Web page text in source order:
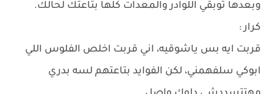
وبعدها توبقي اللوادر والمعدات كلها بتاعتك لحالك.
كرار :
قربت ايه بس ياشوقيه، اني قربت اخلص الفلوس اللي
ابوكي سلفهمني، لكن الفوايد بتاعتهم لسه بدري